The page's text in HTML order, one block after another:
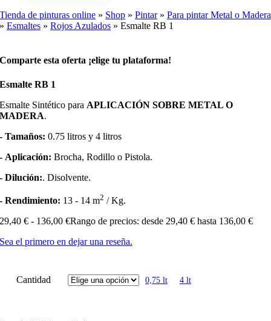
Tienda de pinturas online » Shop »Pintar»Para pintar Metal o Madera
»Esmaltes »Rojos Azulados »Esmalte RB 1
Comparte esta oferta ¡elige tu plataforma!
Esmalte RB 1
Esmalte Sintético para APLICACIÓN SOBRE METAL O
MADERA.
- Tamaños: 0.75 litros y 4 litros
- Aplicación: Brocha, Rodillo o Pistola.
- Dilución:. Disolvente.
- Rendimiento: 13 - 14 m2 / Kg.
29,40€ - 136,00€Rango de precios: desde 29,40 € hasta 136,00 €
Sea el primero en dejar una reseña.
Cantidad 0,75 lt 4 lt